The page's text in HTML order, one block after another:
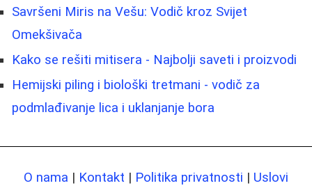
Savršeni Miris na Vešu: Vodič kroz Svijet
Omekšivača
Kako se rešiti mitisera - Najbolji saveti i proizvodi
Hemijski piling i biološki tretmani - vodič za
podmlađivanje lica i uklanjanje bora
O nama | Kontakt | Politika privatnosti | Uslovi